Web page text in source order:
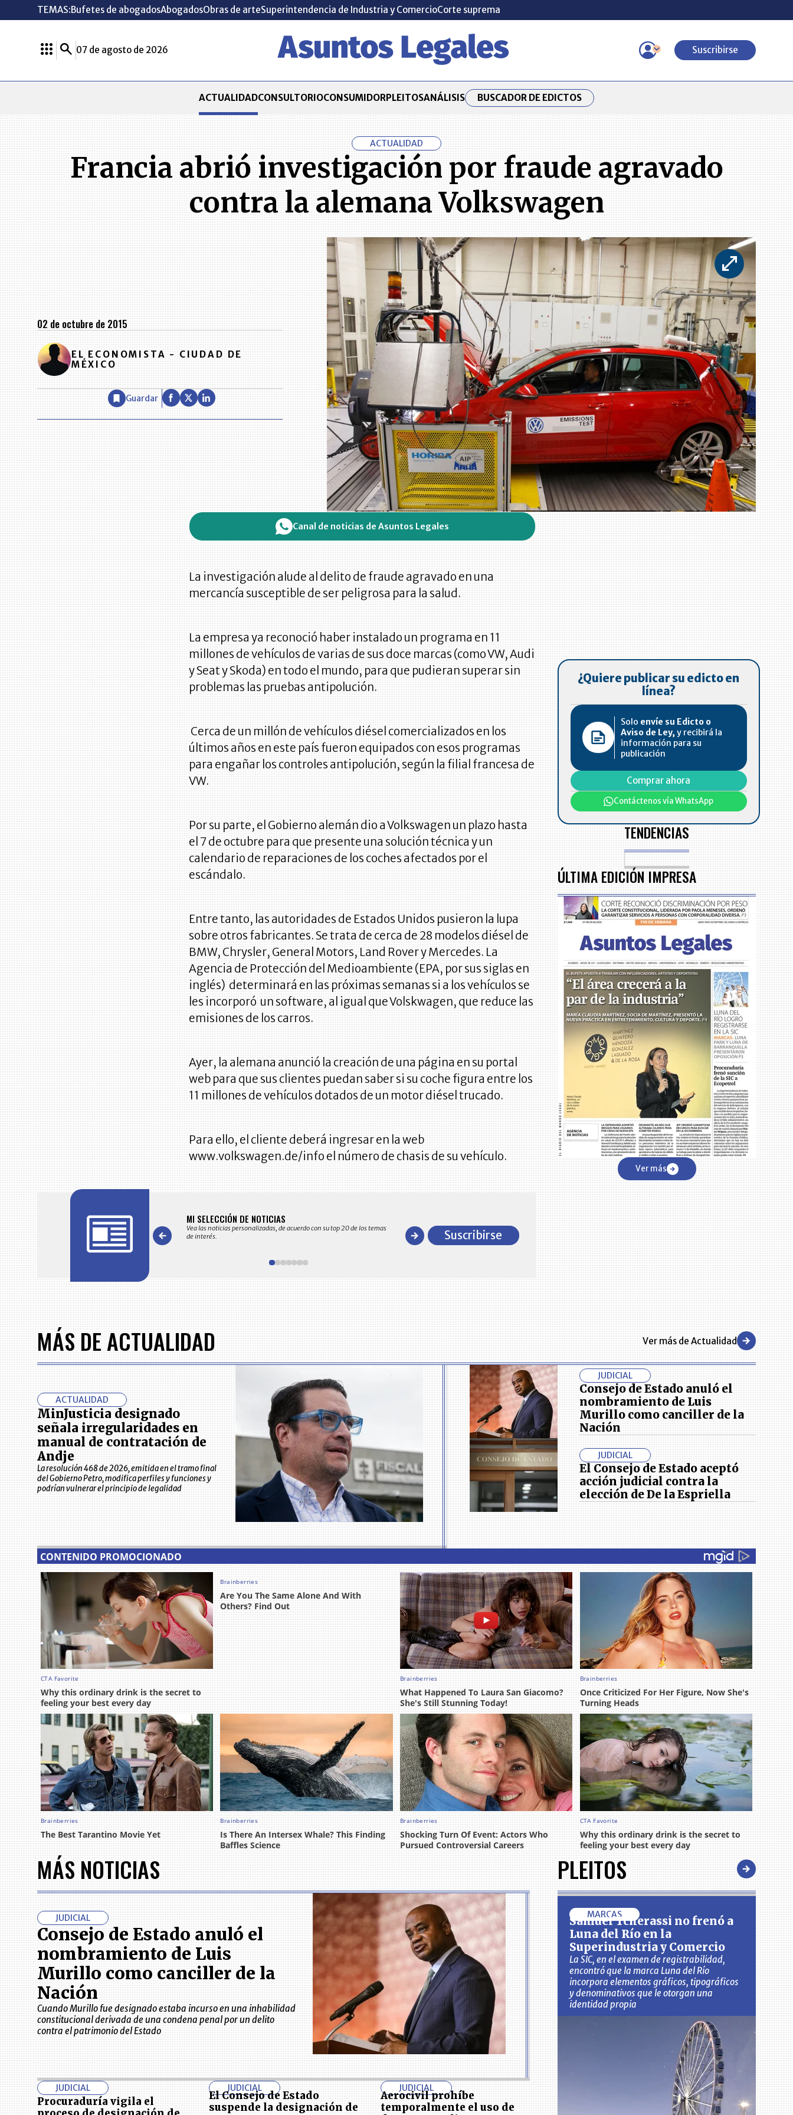
TEMAS:Bufetes de abogadosAbogadosObras de arteSuperintendencia de Industria y ComercioCorte suprema
07 de agosto de 2026 Suscribirse
ACTUALIDADCONSULTORIOCONSUMIDORPLEITOSANÁLISIS BUSCADOR DE EDICTOS
ACTUALIDAD
Francia abrió investigación por fraude agravado
contra la alemana Volkswagen
02 de octubre de 2015
EL ECONOMISTA - CIUDAD DE
MÉXICO
Guardar
Canal de noticias de Asuntos Legales
La investigación alude al delito de fraude agravado en una
mercancía susceptible de ser peligrosa para la salud.
La empresa ya reconoció haber instalado un programa en 11
millones de vehículos de varias de sus doce marcas (como VW, Audi
y Seat y Skoda) en todo el mundo, para que pudieran superar sin
problemas las pruebas antipolución.
Cerca de un millón de vehículos diésel comercializados en los
últimos años en este país fueron equipados con esos programas
para engañar los controles antipolución, según la filial francesa de
VW.
Por su parte, el Gobierno alemán dio a Volkswagen un plazo hasta
el 7 de octubre para que presente una solución técnica y un
calendario de reparaciones de los coches afectados por el
escándalo.
Entre tanto, las autoridades de Estados Unidos pusieron la lupa
sobre otros fabricantes. Se trata de cerca de 28 modelos diésel de
BMW, Chrysler, General Motors, Land Rover y Mercedes. La
Agencia de Protección del Medioambiente (EPA, por sus siglas en
inglés) determinará en las próximas semanas si a los vehículos se
les incorporó un software, al igual que Volskwagen, que reduce las
emisiones de los carros.
Ayer, la alemana anunció la creación de una página en su portal
web para que sus clientes puedan saber si su coche figura entre los
11 millones de vehículos dotados de un motor diésel trucado.
Para ello, el cliente deberá ingresar en la web
www.volkswagen.de/info el número de chasis de su vehículo.
¿Quiere publicar su edicto en
línea?
Solo envíe su Edicto o
Aviso de Ley, y recibirá la
información para su
publicación
Comprar ahora
Contáctenos vía WhatsApp
TENDENCIAS
ÚLTIMA EDICIÓN IMPRESA
Ver más
en su correo electrónico las noticias seleccionadas por nuestro
MI SELECCIÓN DE NOTICIAS
Vea las noticias personalizadas, de acuerdo con su top 20 de los temas
de interés.
Recopilación clasificada por sectores económicos y regiones del
comportamiento general y detallado de las 10.000 primeras empresas
en ventas en ColombiaSuscribirse
MÁS DE ACTUALIDAD Ver más de Actualidad
ACTUALIDAD
MinJusticia designado
señala irregularidades en
manual de contratación de
Andje
La resolución 468 de 2026, emitida en el tramo final
del Gobierno Petro, modifica perfiles y funciones y
podrían vulnerar el principio de legalidad
JUDICIAL
Consejo de Estado anuló el
nombramiento de Luis
Murillo como canciller de la
Nación
JUDICIAL
El Consejo de Estado aceptó
acción judicial contra la
elección de De la Espriella
MÁS NOTICIAS
JUDICIAL
Consejo de Estado anuló el
nombramiento de Luis
Murillo como canciller de la
Nación
Cuando Murillo fue designado estaba incurso en una inhabilidad
constitucional derivada de una condena penal por un delito
contra el patrimonio del Estado
JUDICIAL
Procuraduría vigila el
JUDICIAL
El Consejo de Estado
suspende la designación de
JUDICIAL
Aerocivil prohíbe
temporalmente el uso de
PLEITOS
MARCAS
Samuel Tcherassi no frenó a
Luna del Río en la
Superindustria y Comercio
La SIC, en el examen de registrabilidad,
encontró que la marca Luna del Río
incorpora elementos gráficos, tipográficos
y denominativos que le otorgan una
identidad propia